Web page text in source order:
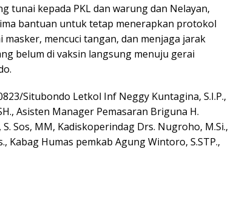
tunai kepada PKL dan warung dan Nelayan,
bantuan untuk tetap menerapkan protokol
mencuci tangan, dan menjaga jarak
belum di vaksin langsung menuju gerai
Situbondo Letkol Inf Neggy Kuntagina, S.I.P.,
Asisten Manager Pemasaran Briguna H.
Sos, MM, Kadiskoperindag Drs. Nugroho, M.Si.,
Kabag Humas pemkab Agung Wintoro, S.STP.,